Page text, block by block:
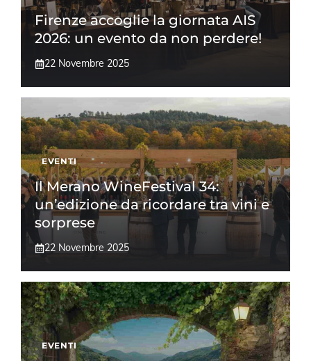
Firenze accoglie la giornata AIS
2026: un evento da non perdere!
22 Novembre 2025
EVENTI
Il Merano WineFestival 34:
un’edizione da ricordare tra vini e
sorprese
22 Novembre 2025
EVENTI